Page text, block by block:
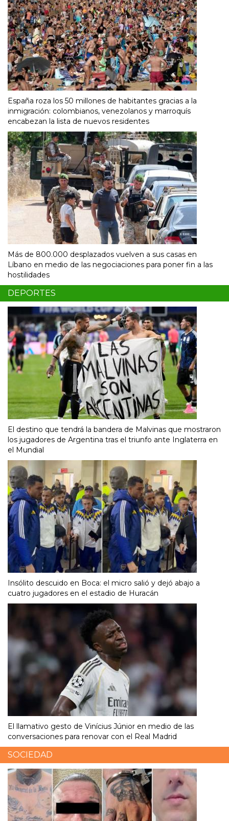
España roza los 50 millones de habitantes gracias a la
inmigración: colombianos, venezolanos y marroquís
encabezan la lista de nuevos residentes
Más de 800.000 desplazados vuelven a sus casas en
Líbano en medio de las negociaciones para poner fin a las
hostilidades
DEPORTES
El destino que tendrá la bandera de Malvinas que mostraron
los jugadores de Argentina tras el triunfo ante Inglaterra en
el Mundial
Insólito descuido en Boca: el micro salió y dejó abajo a
cuatro jugadores en el estadio de Huracán
El llamativo gesto de Vinícius Júnior en medio de las
conversaciones para renovar con el Real Madrid
SOCIEDAD